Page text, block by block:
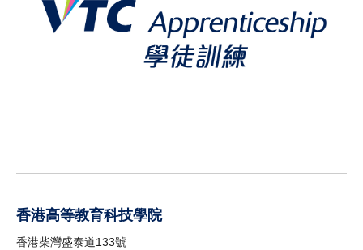
香港高等教育科技學院
香港柴灣盛泰道133號